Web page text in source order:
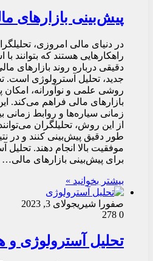
پیش‌بینی بازارهای
در دنیای مالی امروزی،
راهکارهایی هستند که بتوانند
دقیقی درباره روند بازارهای
جدید، تحلیل آسترولوژی است.
روشی علمی و نوآورانه، امکان
بازارهای مالی فراهم می‌کند.
زمانی سیاره‌ها و روابط زمانی
از این روش، تحلیلگران
طور دقیق پیش‌بینی کنند و در
موفقیت بالا انجام دهند. تحلیل
برای پیش‌بینی بازارهای مالی…
بیشتر بخوانید »
صفورا شیریجولای 3, 2023
0
تحلیل آسترولوژی و